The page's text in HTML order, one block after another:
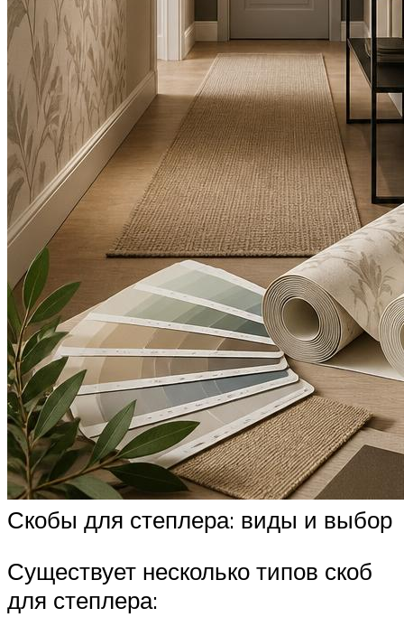
Скобы для степлера: виды и выбор
Существует несколько типов скоб
для степлера: